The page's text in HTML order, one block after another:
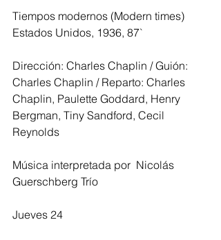
Tiempos modernos (Modern times)
Estados Unidos, 1936, 87`
Dirección: Charles Chaplin / Guión:
Charles Chaplin / Reparto: Charles
Chaplin, Paulette Goddard, Henry
Bergman, Tiny Sandford, Cecil
Reynolds
Música interpretada por  Nicolás
Guerschberg Trío
Jueves 24